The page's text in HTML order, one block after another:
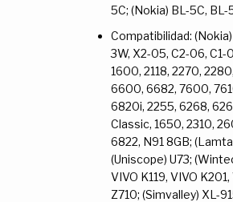
5C; (Nokia) BL-5C, BL-
Compatibilidad:
3W, X2-05, C2-06, C1-
1600, 2118, 2270,
6600, 6682, 7600,
6820i, 2255, 6268,
Classic, 1650, 2310,
6822, N91 8GB;
(Uniscope) U73;
VIVO K119, VIVO
Z710; (Simvalley) XL-